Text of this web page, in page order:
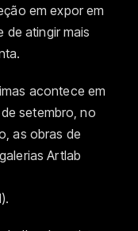
em expor em
de atingir mais
acontece em
setembro, no
as obras de
Artlab